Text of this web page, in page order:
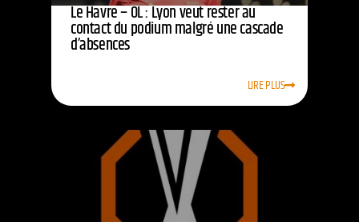
Le Havre – OL : Lyon veut rester au
contact du podium malgré une cascade
d’absences
LIRE PLUS